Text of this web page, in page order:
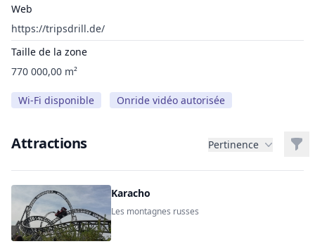
Web
https://tripsdrill.de/
Taille de la zone
770 000,00 m²
Wi-Fi disponible Onride vidéo autorisée
Attractions Pertinence
Karacho
Les montagnes russes